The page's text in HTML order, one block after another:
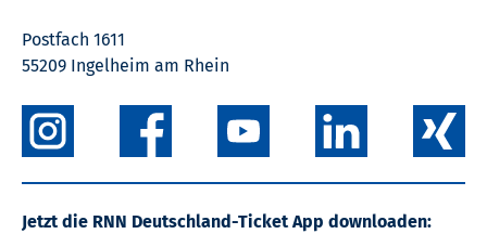
Postfach 1611
55209 Ingelheim am Rhein
Jetzt die RNN Deutschland-Ticket App downloaden: